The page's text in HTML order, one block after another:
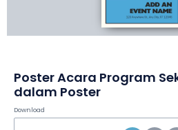
Poster Acara Program
dalam Poster
Download